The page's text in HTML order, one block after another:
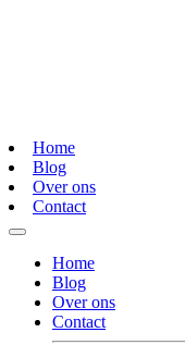
Home
Blog
Over ons
Contact
Home
Blog
Over ons
Contact